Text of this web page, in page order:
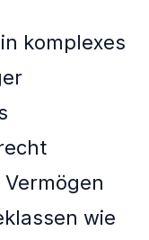
komplexes
wie